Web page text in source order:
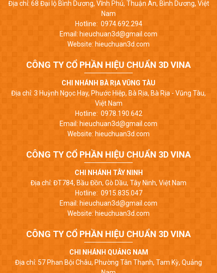
Địa chỉ: 68 Đại lộ Bình Dương, Vĩnh Phú, Thuận An, Bình Dương, Việt
Nam
Hotline: 0974.692.294
Email: hieuchuan3d@gmail.com
Website: hieuchuan3d.com
CÔNG TY CỔ PHẦN HIỆU CHUẨN 3D VINA
CHI NHÁNH BÀ RỊA VŨNG TÀU
Địa chỉ: 3 Huỳnh Ngọc Hay, Phước Hiệp, Bà Rịa, Bà Rịa - Vũng Tàu,
Việt Nam
Hotline: 0978.190.642
Email: hieuchuan3d@gmail.com
Website: hieuchuan3d.com
CÔNG TY CỔ PHẦN HIỆU CHUẨN 3D VINA
CHI NHÁNH TÂY NINH
Địa chỉ: ĐT784, Bầu Đồn, Gò Dầu, Tây Ninh, Việt Nam
Hotline: 0915.835.047
Email: hieuchuan3d@gmail.com
Website: hieuchuan3d.com
CÔNG TY CỔ PHẦN HIỆU CHUẨN 3D VINA
CHI NHÁNH QUẢNG NAM
Địa chỉ: 57 Phan Bội Châu, Phường Tân Thạnh, Tam Kỳ, Quảng